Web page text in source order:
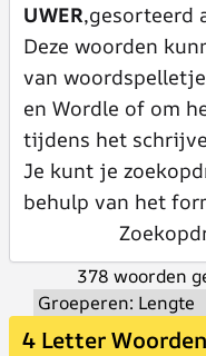
UWER,gesorteerd
Deze woorden
van
en Wordle of om
tijdens het
Je kunt je
behulp van het
378 woorden
4 Letter Woorden